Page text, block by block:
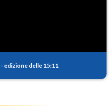
- edizione delle 15:11